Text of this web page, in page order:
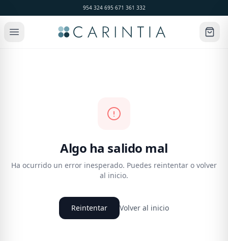
954 324 695·671 361 332
Algo ha salido mal
Ha ocurrido un error inesperado. Puedes reintentar o volver
al inicio.
Reintentar Volver al inicio